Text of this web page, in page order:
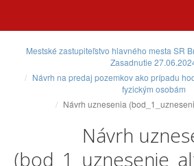
Mestské zastupiteľstvo hlavného mesta SR
Zasadnutie
Návrh na predaj pozemkov ako prípadu
fyzickým osobám
Návrh uznesenia
Návrh